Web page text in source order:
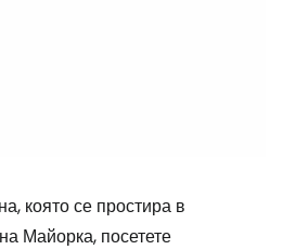
която се простира в
Майорка, посетете